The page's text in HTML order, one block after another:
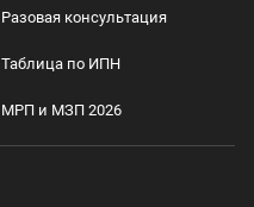
Разовая консультация
Таблица по ИПН
МРП и МЗП 2026